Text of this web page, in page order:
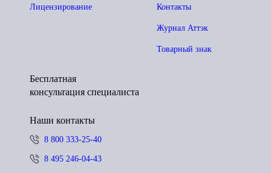
Контакты
Журнал Аттэк
Товарный знак
Лицензирование
Бесплатная
консультация специалиста
Наши контакты
8 800 333-25-40
8 495 246-04-43